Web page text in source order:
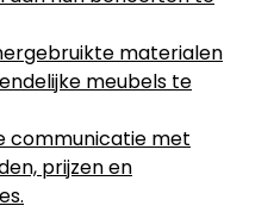
materialen
meubels te
communicatie met
prijzen en